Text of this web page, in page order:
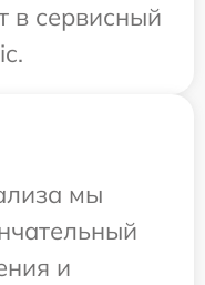
в сервисный
мы
и